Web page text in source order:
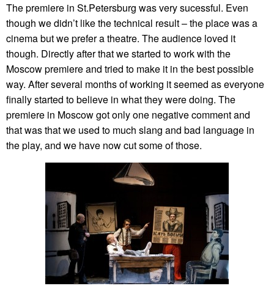
The premiere in St.Petersburg was very sucessful. Even
though we didn’t like the technical result – the place was a
cinema but we prefer a theatre. The audience loved it
though. Directly after that we started to work with the
Moscow premiere and tried to make it in the best possible
way. After several months of working it seemed as everyone
finally started to believe in what they were doing. The
premiere in Moscow got only one negative comment and
that was that we used to much slang and bad language in
the play, and we have now cut some of those.